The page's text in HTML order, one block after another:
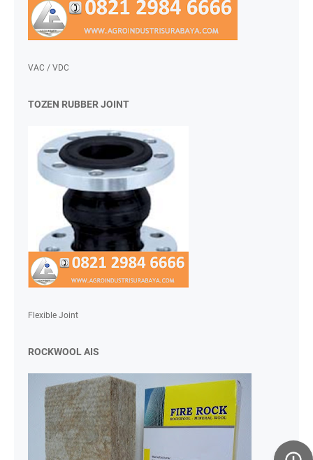
VAC / VDC
TOZEN RUBBER JOINT
Flexible Joint
ROCKWOOL AIS